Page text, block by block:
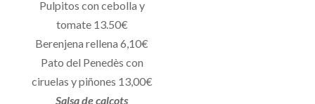
Pulpitos con cebolla y
tomate 13.50€
Berenjena rellena 6,10€
Pato del Penedès con
ciruelas y piñones 13,00€
Salsa de calçots